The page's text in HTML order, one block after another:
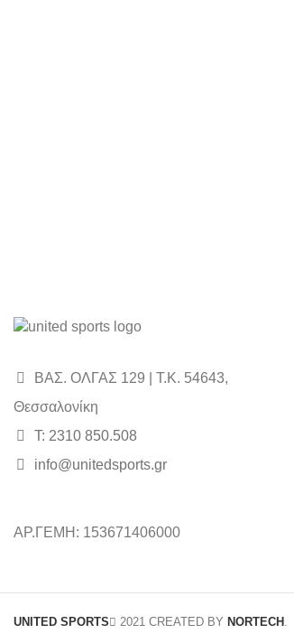
ΒΑΣ. ΟΛΓΑΣ 129 | Τ.Κ. 54643,
Θεσσαλονίκη
Τ: 2310 850.508
info@unitedsports.gr
ΑΡ.ΓΕΜΗ: 153671406000
UNITED SPORTS 2021 CREATED BY NORTECH .